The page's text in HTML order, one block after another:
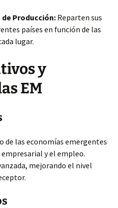
de Producción: Reparten sus
países en función de las
lugar.
y
EM
de las economías emergentes
y el empleo.
mejorando el nivel